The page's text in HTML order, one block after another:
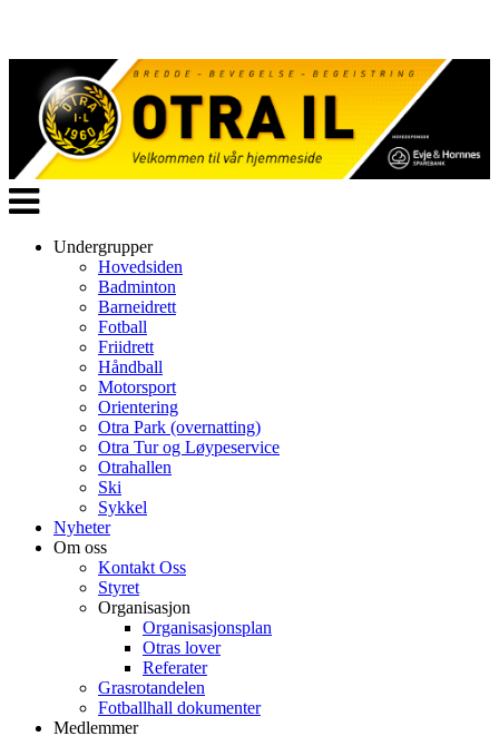
Veksle
navigasjon
Undergrupper
Hovedsiden
Badminton
Barneidrett
Fotball
Friidrett
Håndball
Motorsport
Orientering
Otra Park (overnatting)
Otra Tur og Løypeservice
Otrahallen
Ski
Sykkel
Nyheter
Om oss
Kontakt Oss
Styret
Organisasjon
Organisasjonsplan
Otras lover
Referater
Grasrotandelen
Fotballhall dokumenter
Medlemmer